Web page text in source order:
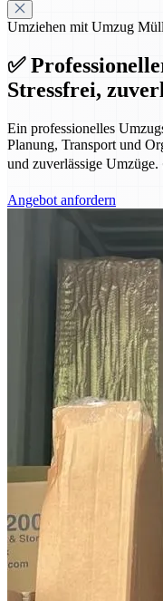
Umziehen mit Umzug
✅
Stressfrei,
Ein professionelles
Planung, Transport und
und zuverlässige
Angebot anfordern